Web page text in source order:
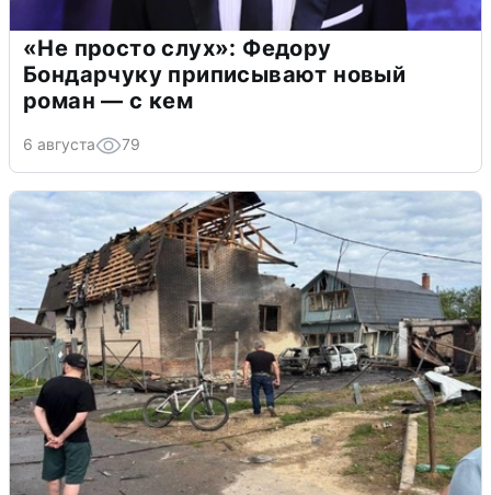
«Не просто слух»: Федору
Бондарчуку приписывают новый
роман — с кем
6 августа 79